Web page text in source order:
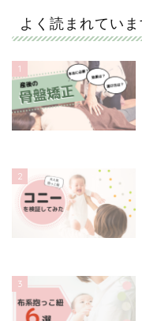
よく読まれていま
1
2
3